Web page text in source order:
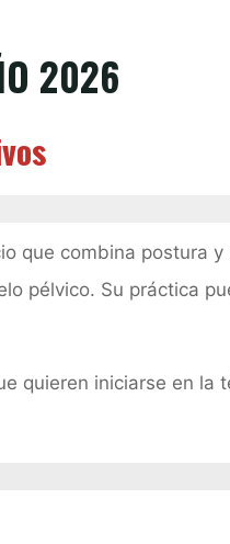
2026
que combina postura
pélvico. Su práctica
quieren iniciarse en la